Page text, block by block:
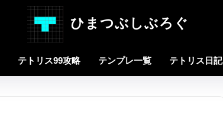
ひまつぶしぶろぐ
テトリス99攻略 テンプレ一覧 テトリス日記